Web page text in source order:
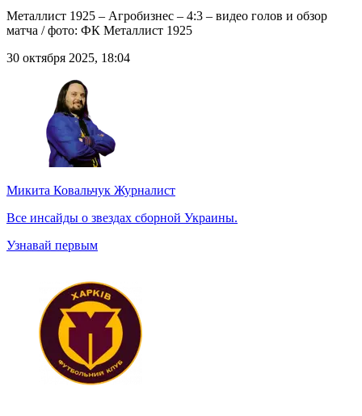
Металлист 1925 – Агробизнес – 4:3 – видео голов и обзор
матча / фото: ФК Металлист 1925
30 октября 2025, 18:04
Микита Ковальчук Журналист
Все инсайды о звездах сборной Украины.
Узнавай первым